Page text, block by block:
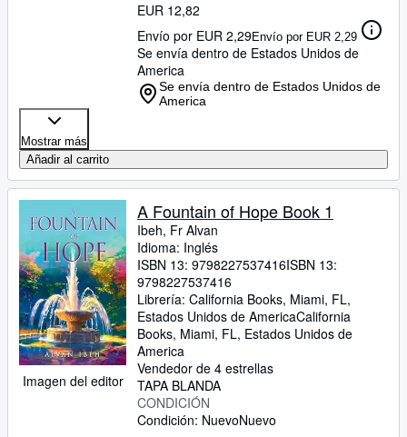
EUR 12,82
Envío por EUR 2,29Envío por EUR 2,29
Se envía dentro de Estados Unidos de
America
Se envía dentro de Estados Unidos de
America
Mostrar más
Añadir al carrito
Imagen del editor
A Fountain of Hope Book 1
Ibeh, Fr Alvan
Idioma: Inglés
ISBN 13: 9798227537416ISBN 13:
9798227537416
Librería: California Books, Miami, FL,
Estados Unidos de AmericaCalifornia
Books, Miami, FL, Estados Unidos de
America
Vendedor de 4 estrellas
TAPA BLANDA
CONDICIÓN
Condición: NuevoNuevo